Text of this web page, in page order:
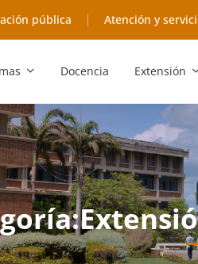
pública Atención y
Docencia Extensión